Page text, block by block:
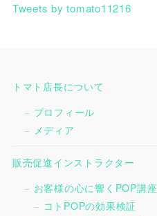
Tweets by tomato11216
トマト店長について
プロフィール
メディア
販売促進インストラクター
お客様の心に響くPOP講座
コトPOPの効果検証